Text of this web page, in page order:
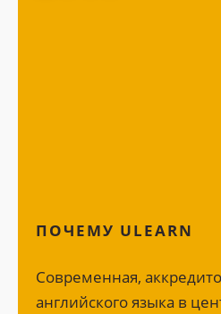
ПОЧЕМУ ULEARN
Современная,
английского языка в